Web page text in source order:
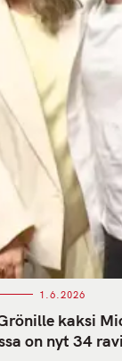
1.6.2026
kaksi
on nyt 34